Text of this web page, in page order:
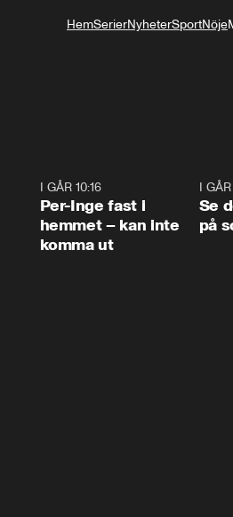
HemSerierNyheterSportNöje
I GÅR 10:16
Per-Inge fast i
hemmet – kan inte
komma ut
I
Se
på